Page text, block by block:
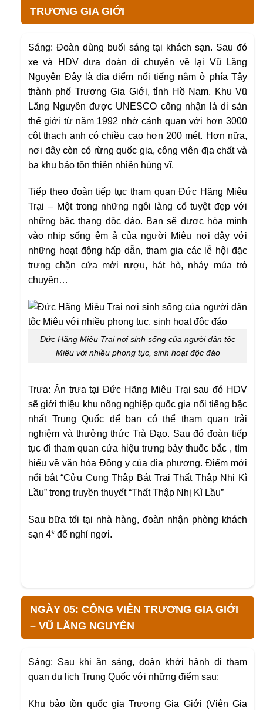
TRƯƠNG GIA GIỚI
Sáng: Đoàn dùng buổi sáng tại khách sạn. Sau đó
xe và HDV đưa đoàn di chuyển về lại Vũ Lăng
Nguyên Đây là địa điểm nổi tiếng nằm ở phía Tây
thành phố Trương Gia Giới, tỉnh Hồ Nam. Khu Vũ
Lăng Nguyên được UNESCO công nhận là di sản
thế giới từ năm 1992 nhờ cảnh quan với hơn 3000
cột thạch anh có chiều cao hơn 200 mét. Hơn nữa,
nơi đây còn có rừng quốc gia, công viên địa chất và
ba khu bảo tồn thiên nhiên hùng vĩ.
Tiếp theo đoàn tiếp tục tham quan Đức Hãng Miêu
Trại – Một trong những ngôi làng cổ tuyệt đẹp với
những bậc thang độc đáo. Bạn sẽ được hòa mình
vào nhịp sống êm ả của người Miêu nơi đây với
những hoạt động hấp dẫn, tham gia các lễ hội đặc
trưng chặn cửa mời rượu, hát hò, nhảy múa trò
chuyện…
Đức Hãng Miêu Trại nơi sinh sống của người dân tộc
Miêu với nhiều phong tục, sinh hoạt độc đáo
Trưa: Ăn trưa tại Đức Hãng Miêu Trại sau đó HDV
sẽ giới thiệu khu nông nghiệp quốc gia nổi tiếng bậc
nhất Trung Quốc để bạn có thể tham quan trải
nghiệm và thưởng thức Trà Đạo. Sau đó đoàn tiếp
tục đi tham quan cửa hiệu trưng bày thuốc bắc , tìm
hiểu về văn hóa Đông y của địa phương. Điểm mới
nổi bật “Cửu Cung Thập Bát Trại Thất Thập Nhị Kì
Lầu” trong truyền thuyết “Thất Thập Nhị Kì Lầu”
Sau bữa tối tại nhà hàng, đoàn nhận phòng khách
sạn 4* để nghỉ ngơi.
NGÀY 05: CÔNG VIÊN TRƯƠNG GIA GIỚI
– VŨ LĂNG NGUYÊN
Sáng: Sau khi ăn sáng, đoàn khởi hành đi tham
quan du lịch Trung Quốc với những điểm sau:
Khu bảo tồn quốc gia Trương Gia Giới (Viên Gia